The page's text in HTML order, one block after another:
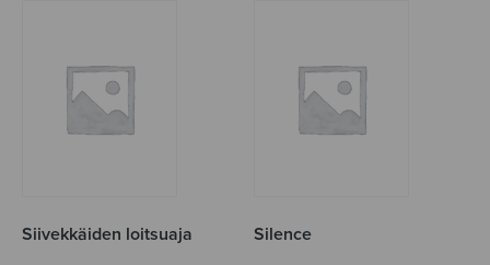
Siivekkäiden loitsuaja Silence